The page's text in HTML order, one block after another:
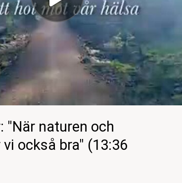
"När naturen och
också bra" (13:36